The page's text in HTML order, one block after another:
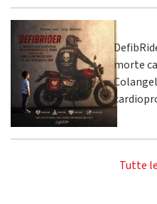
morte
Tutte